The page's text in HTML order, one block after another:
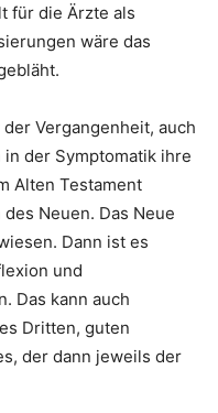
für die Ärzte als
wäre das
Vergangenheit, auch
der Symptomatik ihre
Alten Testament
Neuen. Das Neue
Dann ist es
und
Das kann auch
Dritten, guten
der dann jeweils der